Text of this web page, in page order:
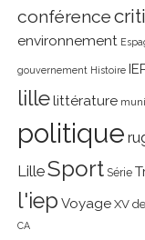
conférence
environnement
gouvernement Histoire
lillelittérature
politique
LilleSport Série
l'iep Voyage XV
CA